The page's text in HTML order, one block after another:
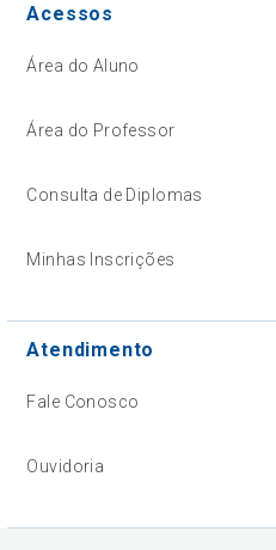
Acessos
Área do Aluno
Área do Professor
Consulta de Diplomas
Minhas Inscrições
Atendimento
Fale Conosco
Ouvidoria